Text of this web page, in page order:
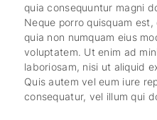
quia consequuntur magni
Neque porro quisquam
quia non numquam eius
voluptatem. Ut enim ad
laboriosam, nisi ut aliquid
Quis autem vel eum iure
consequatur, vel illum qui